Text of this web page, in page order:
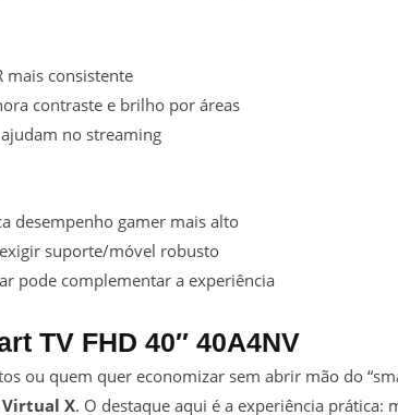
mais consistente
contraste e brilho por áreas
no streaming
desempenho gamer mais alto
suporte/móvel robusto
pode complementar a experiência
TV FHD 40″ 40A4NV
ou quem quer economizar sem abrir mão do
Virtual X. O destaque aqui é a experiência prática: